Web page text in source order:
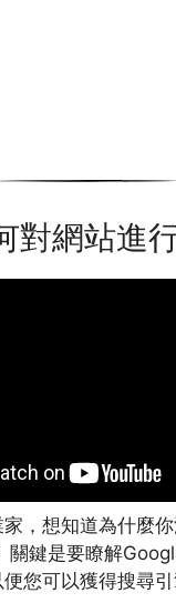
對網站進
，想知道為什麼
關鍵是要瞭解
您可以獲得搜尋